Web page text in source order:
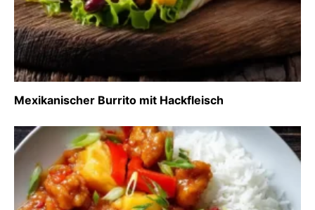
Mexikanischer Burrito mit Hackfleisch